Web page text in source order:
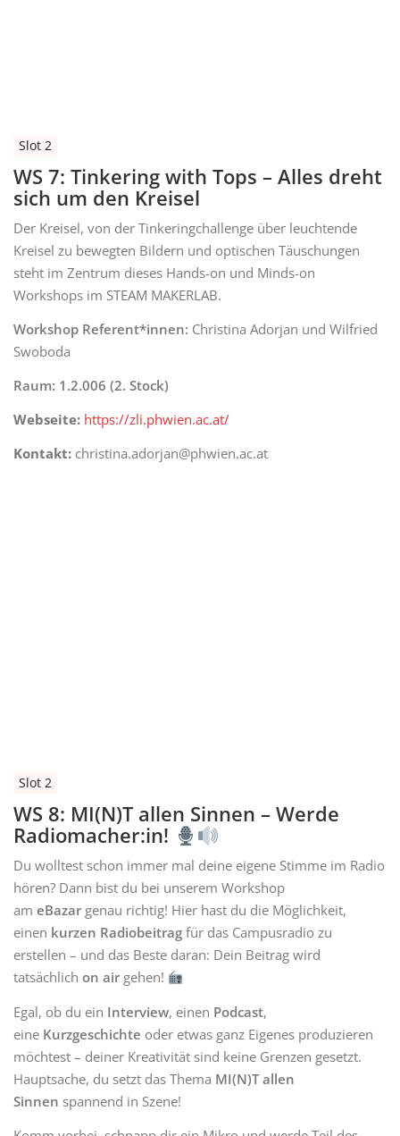
Slot 2
WS 7: Tinkering with Tops – Alles dreht
sich um den Kreisel
Der Kreisel, von der Tinkeringchallenge über leuchtende
Kreisel zu bewegten Bildern und optischen Täuschungen
steht im Zentrum dieses Hands-on und Minds-on
Workshops im STEAM MAKERLAB.
Workshop Referent*innen: Christina Adorjan und Wilfried
Swoboda
Raum: 1.2.006 (2. Stock)
Webseite: https://zli.phwien.ac.at/
Kontakt: christina.adorjan@phwien.ac.at
Slot 2
WS 8: MI(N)T allen Sinnen – Werde
Radiomacher:in!
Du wolltest schon immer mal deine eigene Stimme im Radio
hören? Dann bist du bei unserem Workshop
am eBazar genau richtig! Hier hast du die Möglichkeit,
einen kurzen Radiobeitrag für das Campusradio zu
erstellen – und das Beste daran: Dein Beitrag wird
tatsächlich on air gehen!
Egal, ob du ein Interview, einen Podcast,
eine Kurzgeschichte oder etwas ganz Eigenes produzieren
möchtest – deiner Kreativität sind keine Grenzen gesetzt.
Hauptsache, du setzt das Thema MI(N)T allen
Sinnen spannend in Szene!